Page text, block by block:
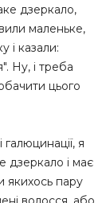
дзеркало,
маленьке,
і казали:
Ну, і треба
цього
я
дзеркало і має
якихось пару